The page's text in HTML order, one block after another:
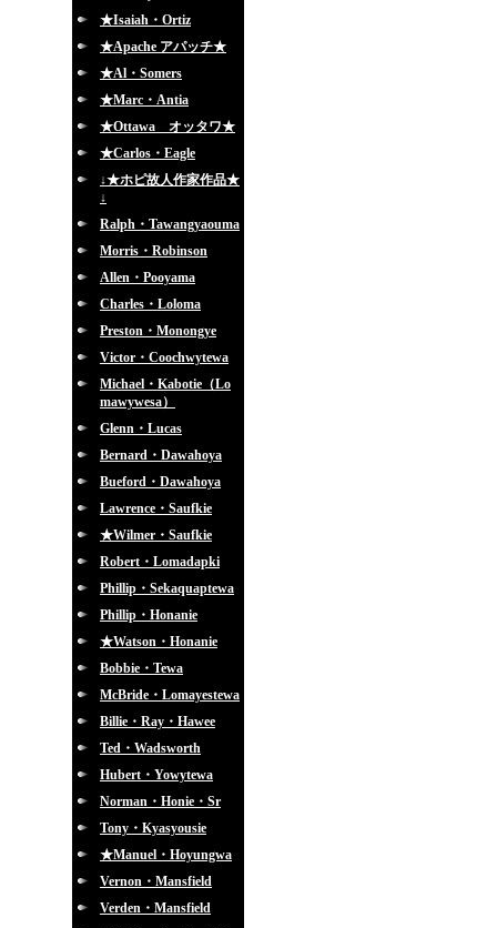
★Isaiah・Ortiz
★Apache アパッチ★
★Al・Somers
★Marc・Antia
★Ottawa オッタワ★
★Carlos・Eagle
↓★ホピ故人作家作品★
↓
Ralph・Tawangyaouma
Morris・Robinson
Allen・Pooyama
Charles・Loloma
Preston・Monongye
Victor・Coochwytewa
Michael・Kabotie（Lo
mawywesa）
Glenn・Lucas
Bernard・Dawahoya
Bueford・Dawahoya
Lawrence・Saufkie
★Wilmer・Saufkie
Robert・Lomadapki
Phillip・Sekaquaptewa
Phillip・Honanie
★Watson・Honanie
Bobbie・Tewa
McBride・Lomayestewa
Billie・Ray・Hawee
Ted・Wadsworth
Hubert・Yowytewa
Norman・Honie・Sr
Tony・Kyasyousie
★Manuel・Hoyungwa
Vernon・Mansfield
Verden・Mansfield